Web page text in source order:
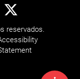
reservados.